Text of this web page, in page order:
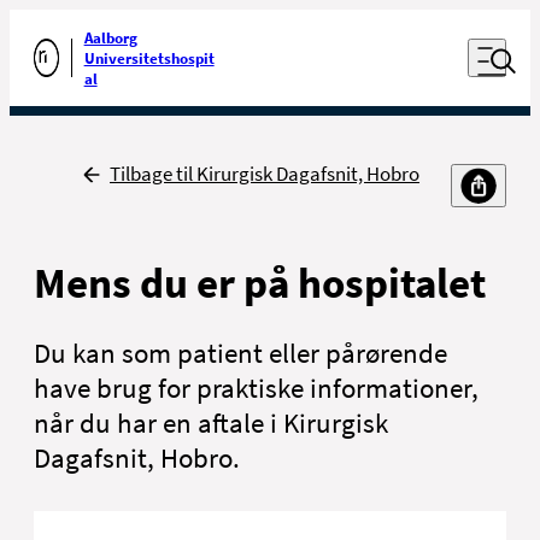
Gå til forsiden
Aalborg
Universitetshospit
al
Åben
Udfør søgning
Tilbage
Tilbage til Kirurgisk Dagafsnit, Hobro
Mens du er på hospitalet
Du kan som patient eller pårørende
have brug for praktiske informationer,
når du har en aftale i Kirurgisk
Dagafsnit, Hobro.